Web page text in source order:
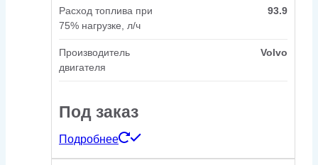
Расход топлива при
75% нагрузке, л/ч
93.9
Производитель
двигателя
Volvo
Под заказ
Подробнее